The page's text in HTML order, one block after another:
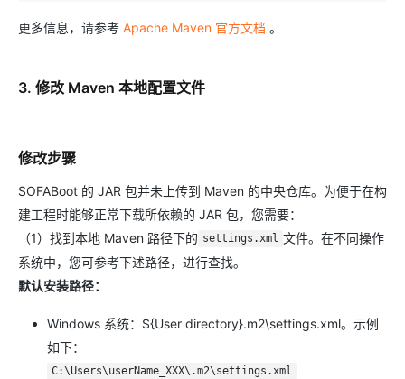
更多信息，请参考 Apache Maven 官方文档 。
3. 修改 Maven 本地配置文件
修改步骤
SOFABoot 的 JAR 包并未上传到 Maven 的中央仓库。为便于在构
建工程时能够正常下载所依赖的 JAR 包，您需要：
（1）找到本地 Maven 路径下的 settings.xml 文件。在不同操作
系统中，您可参考下述路径，进行查找。
默认安装路径：
Windows 系统：${User directory}.m2\settings.xml。示例
如下：
C:\Users\userName_XXX\.m2\settings.xml